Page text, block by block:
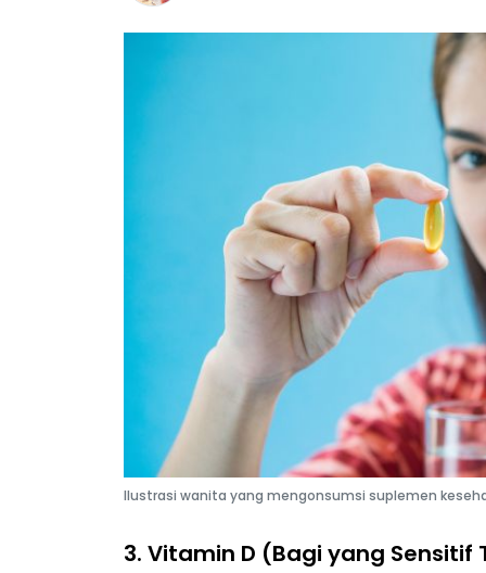
Ilustrasi wanita yang mengonsumsi suplemen
3. Vitamin D (Bagi yang